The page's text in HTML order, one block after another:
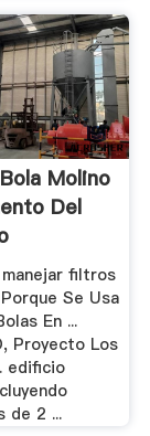
Molino
Del
filtros
Se Usa
En ...
Proyecto Los
edificio
de 2 ...